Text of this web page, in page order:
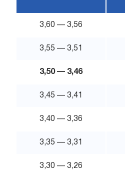
3,60 — 3,56
3,55 — 3,51
3,50 — 3,46
3,45 — 3,41
3,40 — 3,36
3,35 — 3,31
3,30 — 3,26